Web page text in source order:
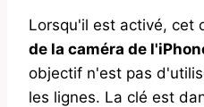
Lorsqu'il est activé, cet
de la caméra de
objectif n'est pas
les lignes. La clé est